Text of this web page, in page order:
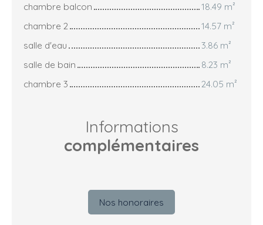
chambre balcon
18.49 m²
chambre 2
14.57 m²
salle d'eau
3.86 m²
salle de bain
8.23 m²
chambre 3
24.05 m²
Informations
complémentaires
Nos honoraires